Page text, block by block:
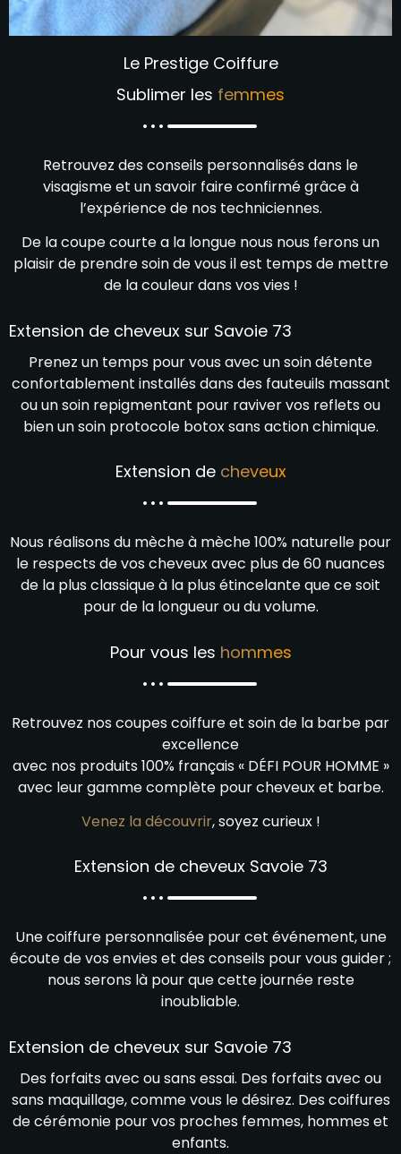
Le Prestige Coiffure
Sublimer les femmes
Retrouvez des conseils personnalisés dans le
visagisme et un savoir faire confirmé grâce à
l’expérience de nos techniciennes.
De la coupe courte a la longue nous nous ferons un
plaisir de prendre soin de vous il est temps de mettre
de la couleur dans vos vies !
Extension de cheveux sur Savoie 73
Prenez un temps pour vous avec un soin détente
confortablement installés dans des fauteuils massant
ou un soin repigmentant pour raviver vos reflets ou
bien un soin protocole botox sans action chimique.
Extension de cheveux
Nous réalisons du mèche à mèche 100% naturelle pour
le respects de vos cheveux avec plus de 60 nuances
de la plus classique à la plus étincelante que ce soit
pour de la longueur ou du volume.
Pour vous les hommes
Retrouvez nos coupes coiffure et soin de la barbe par
excellence
avec nos produits 100% français « DÉFI POUR HOMME »
avec leur gamme complète pour cheveux et barbe.
Venez la découvrir, soyez curieux !
Extension de cheveux Savoie 73
Une coiffure personnalisée pour cet événement, une
écoute de vos envies et des conseils pour vous guider ;
nous serons là pour que cette journée reste
inoubliable.
Extension de cheveux sur Savoie 73
Des forfaits avec ou sans essai. Des forfaits avec ou
sans maquillage, comme vous le désirez. Des coiffures
de cérémonie pour vos proches femmes, hommes et
enfants.